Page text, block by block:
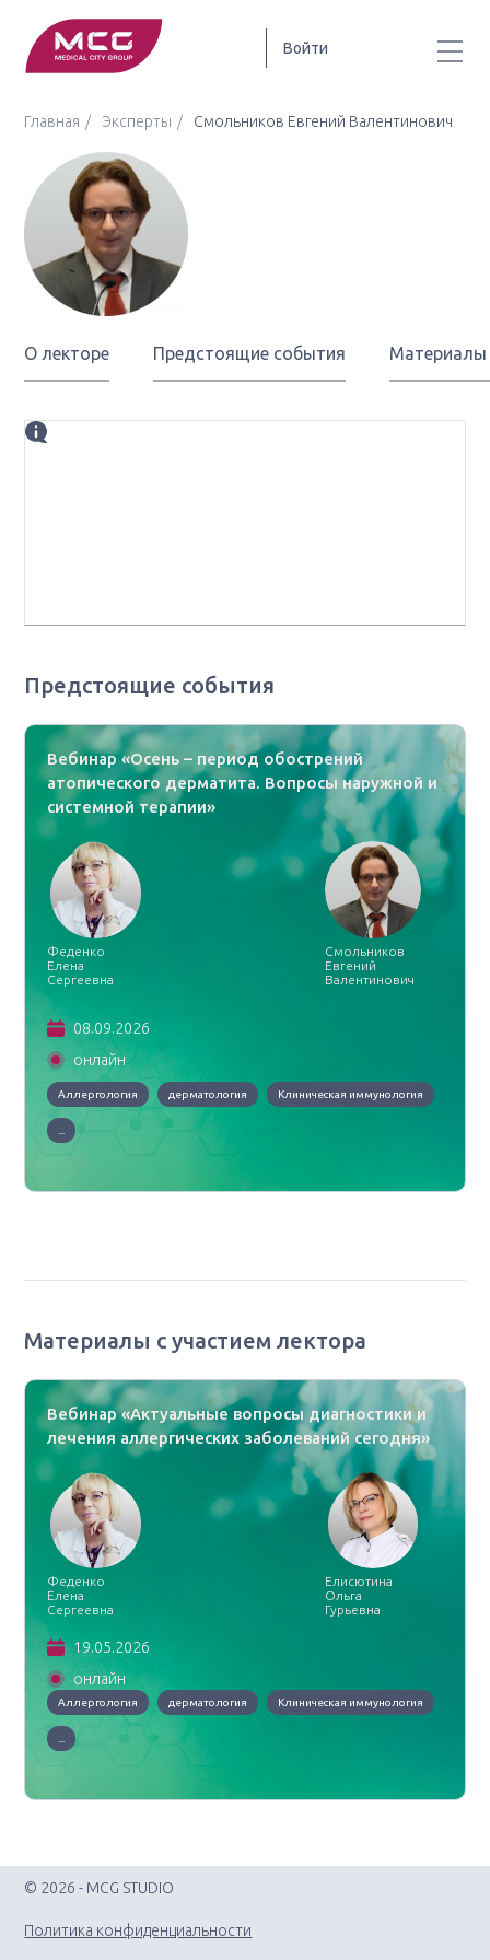
Войти
Главная Эксперты Смольников Евгений Валентинович
О лекторе Предстоящие события Материалы
Предстоящие события
Вебинар «Осень – период обострений
атопического дерматита. Вопросы наружной и
системной терапии»
Феденко
Елена
Сергеевна
Смольников
Евгений
Валентинович
08.09.2026
онлайн
Аллергология дерматология Клиническая иммунология
Материалы с участием лектора
Вебинар «Актуальные вопросы диагностики и
лечения аллергических заболеваний сегодня»
Феденко
Елена
Сергеевна
Елисютина
Ольга
Гурьевна
19.05.2026
онлайн
Аллергология дерматология Клиническая иммунология
© 2026 - MCG STUDIO
Политика конфиденциальности